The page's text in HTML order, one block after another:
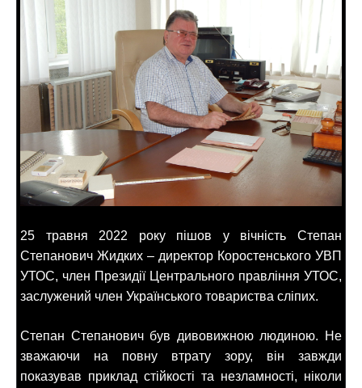
25 травня 2022 року пішов у вічність Степан
Степанович Жидких – директор Коростенського УВП
УТОС, член Президії Центрального правління УТОС,
заслужений член Українського товариства сліпих.
Степан Степанович був дивовижною людиною. Не
зважаючи на повну втрату зору, він завжди
показував приклад стійкості та незламності, ніколи